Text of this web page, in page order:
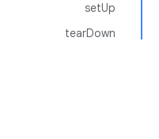
setUp
tearDown